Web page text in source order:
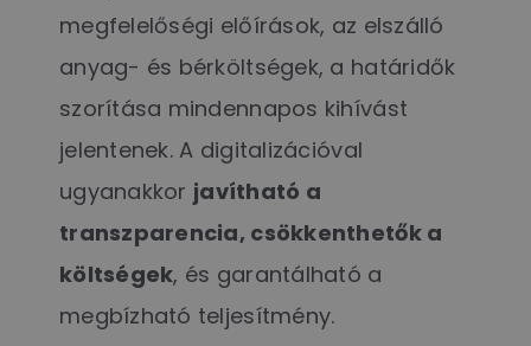
megfelelőségi előírások, az elszálló
anyag- és bérköltségek, a határidők
szorítása mindennapos kihívást
jelentenek. A digitalizációval
ugyanakkor javítható a
transzparencia, csökkenthetők a
költségek, és garantálható a
megbízható teljesítmény.